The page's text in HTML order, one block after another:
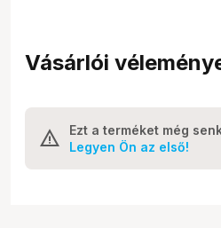
Vásárlói
Ezt a terméket még
Legyen Ön az első!